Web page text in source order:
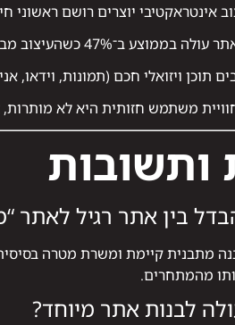
יוצרים רושם ראשוני חיובי ב־94%
כשהעיצוב מבוסס על חוויית משתמש איכותית.
ויזואלי חכם (תמונות, וידאו, אנימציה)
משתמש חזותית היא לא
ותשובות
בין אתר רגיל לאתר
מתבנית קיימת ומשרת מטרה
מהמתחרים.
לבנות אתר מיוחד?